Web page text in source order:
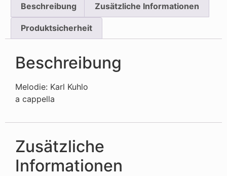
Beschreibung Zusätzliche Informationen
Produktsicherheit
Beschreibung
Melodie: Karl Kuhlo
a cappella
Zusätzliche
Informationen